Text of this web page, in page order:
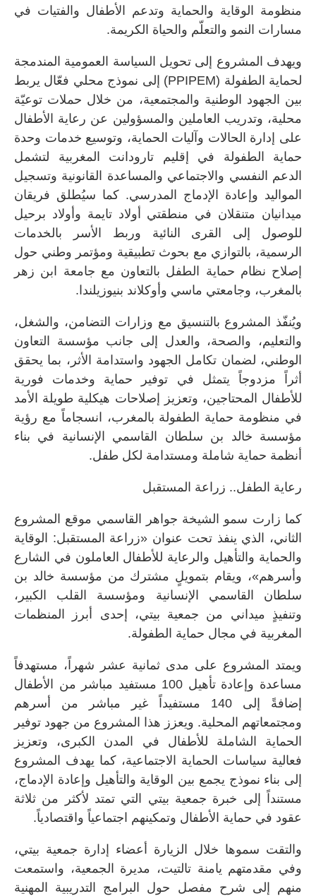
منظومة الوقاية والحماية وتدعم الأطفال والفتيات في
مسارات النمو والتعلّم والحياة الكريمة.
ويهدف المشروع إلى تحويل السياسة العمومية المندمجة
لحماية الطفولة (PPIPEM) إلى نموذج محلي فعّال يربط
بين الجهود الوطنية والمجتمعية، من خلال حملات توعيّة
محلية، وتدريب العاملين والمسؤولين عن رعاية الأطفال
على إدارة الحالات وآليات الحماية، وتوسيع خدمات وحدة
حماية الطفولة في إقليم تارودانت المغربية لتشمل
الدعم النفسي والاجتماعي والمساعدة القانونية وتسجيل
المواليد وإعادة الإدماج المدرسي. كما سيُطلق فريقان
ميدانيان متنقلان في منطقتي أولاد تايمة وأولاد برحيل
للوصول إلى القرى النائية وربط الأسر بالخدمات
الرسمية، بالتوازي مع بحوث تطبيقية ومؤتمر وطني حول
إصلاح نظام حماية الطفل بالتعاون مع جامعة ابن زهر
بالمغرب، وجامعتي ماسي وأوكلاند بنيوزيلندا.
ويُنفّذ المشروع بالتنسيق مع وزارات التضامن، والشغل،
والتعليم، والصحة، والعدل إلى جانب مؤسسة التعاون
الوطني، لضمان تكامل الجهود واستدامة الأثر، بما يحقق
أثراً مزدوجاً يتمثل في توفير حماية وخدمات فورية
للأطفال المحتاجين، وتعزيز إصلاحات هيكلية طويلة الأمد
في منظومة حماية الطفولة بالمغرب، انسجاماً مع رؤية
مؤسسة خالد بن سلطان القاسمي الإنسانية في بناء
أنظمة حماية شاملة ومستدامة لكل طفل.
رعاية الطفل.. زراعة المستقبل
كما زارت سمو الشيخة جواهر القاسمي موقع المشروع
الثاني، الذي ينفذ تحت عنوان «زراعة المستقبل: الوقاية
والحماية والتأهيل والرعاية للأطفال العاملون في الشارع
وأسرهم»، ويقام بتمويلٍ مشترك من مؤسسة خالد بن
سلطان القاسمي الإنسانية ومؤسسة القلب الكبير،
وتنفيذٍ ميداني من جمعية بيتي، إحدى أبرز المنظمات
المغربية في مجال حماية الطفولة.
ويمتد المشروع على مدى ثمانية عشر شهراً، مستهدفاً
مساعدة وإعادة تأهيل 100 مستفيد مباشر من الأطفال
إضافةً إلى 140 مستفيداً غير مباشر من أسرهم
ومجتمعاتهم المحلية. ويعزز هذا المشروع من جهود توفير
الحماية الشاملة للأطفال في المدن الكبرى، وتعزيز
فعالية سياسات الحماية الاجتماعية، كما يهدف المشروع
إلى بناء نموذج يجمع بين الوقاية والتأهيل وإعادة الإدماج،
مستنداً إلى خبرة جمعية بيتي التي تمتد لأكثر من ثلاثة
عقود في حماية الأطفال وتمكينهم اجتماعياً واقتصادياً.
والتقت سموها خلال الزيارة أعضاء إدارة جمعية بيتي،
وفي مقدمتهم يامنة تالتيت، مديرة الجمعية، واستمعت
منهم إلى شرح مفصل حول البرامج التدريبية المهنية